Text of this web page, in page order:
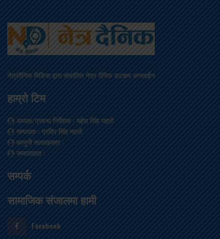
नेत्रदैनिक मिडिया द्वारा संचालित नेत्र दैनिक डटकम अनलाईन
हाम्रो टिम
अध्यक्ष/प्रबन्ध निर्देशक: महेश सिंह महतो
सम्पादक: प्रदिप सिंह महतो
कानूनी सल्लाहकार:
सम्वाददाता:
सम्पर्क
सामाजिक संजालमा हामी
Facebook